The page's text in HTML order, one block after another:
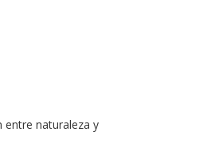
entre naturaleza y